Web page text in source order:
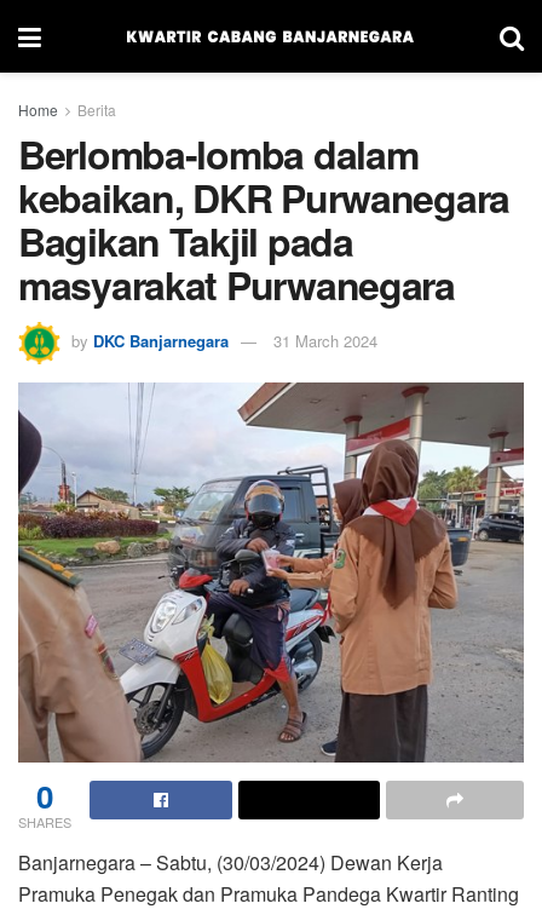
Home Berita
Berlomba-lomba dalam
kebaikan, DKR Purwanegara
Bagikan Takjil pada
masyarakat Purwanegara
by DKC Banjarnegara 31 March 2024
0
SHARES
Banjarnegara – Sabtu, (30/03/2024) Dewan Kerja
Pramuka Penegak dan Pramuka Pandega Kwartir Ranting